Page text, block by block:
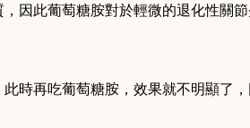
因此葡萄糖胺對於輕微的退化性關節
時再吃葡萄糖胺，效果就不明顯了